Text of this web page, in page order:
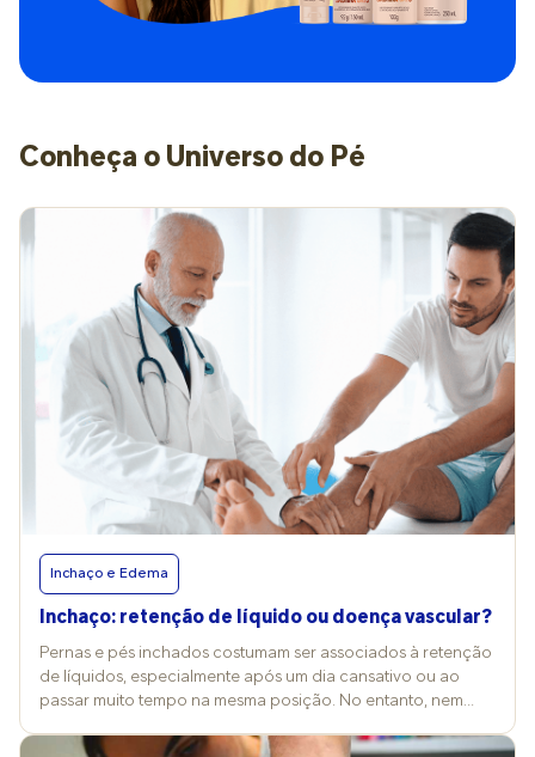
Conheça o Universo do Pé
Inchaço e Edema
Inchaço: retenção de líquido ou doença vascular?
Pernas e pés inchados costumam ser associados à retenção
de líquidos, especialmente após um dia cansativo ou ao
passar muito tempo na mesma posição. No entanto, nem
sintoma de problemas mais sérios, como doenças